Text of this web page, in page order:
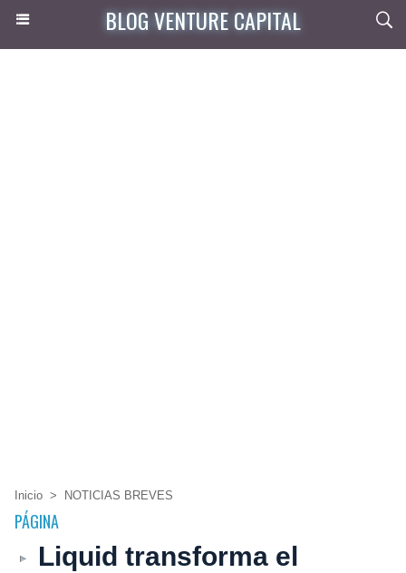
BLOG VENTURE CAPITAL
Inicio > NOTICIAS BREVES
PÁGINA
Liquid transforma el